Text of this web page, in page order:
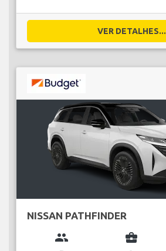
VER DETALHES...
NISSAN PATHFINDER
group business_center